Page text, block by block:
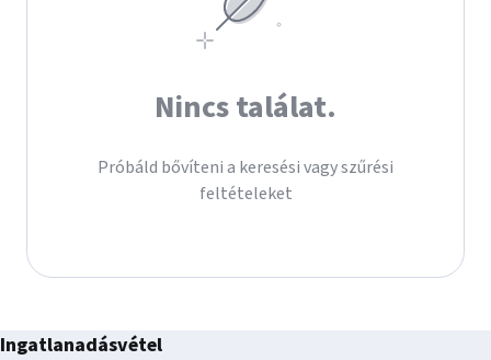
Nincs találat.
Próbáld bővíteni a keresési vagy szűrési
feltételeket
Ingatlanadásvétel